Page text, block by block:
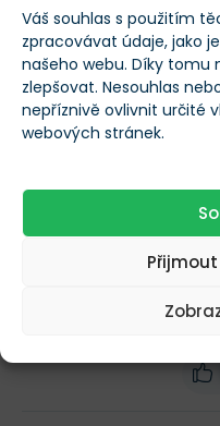
Váš souhlas s použitím
zpracovávat údaje, jako
našeho webu. Díky tomu
zlepšovat. Nesouhlas
nepříznivě ovlivnit určité
webových stránek.
Máte volných 100 000
podhodnocené akcie,
pozornost
PATRIK KUDLÁČEK-PŘED 2
Více informací o